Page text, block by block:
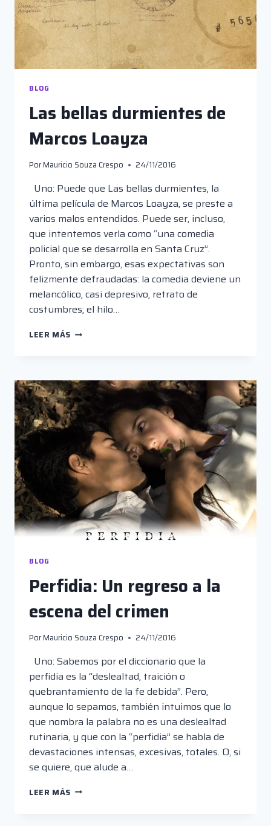
BLOG
Las bellas durmientes de
Marcos Loayza
PorMauricio Souza Crespo 24/11/2016
Uno: Puede que Las bellas durmientes, la
última película de Marcos Loayza, se preste a
varios malos entendidos. Puede ser, incluso,
que intentemos verla como “una comedia
policial que se desarrolla en Santa Cruz”.
Pronto, sin embargo, esas expectativas son
felizmente defraudadas: la comedia deviene un
melancólico, casi depresivo, retrato de
costumbres; el hilo…
LEER MÁS LAS
MARCOS
LOAYZA
BLOG
Perfidia: Un regreso a la
escena del crimen
PorMauricio Souza Crespo 24/11/2016
Uno: Sabemos por el diccionario que la
perfidia es la “deslealtad, traición o
quebrantamiento de la fe debida”. Pero,
aunque lo sepamos, también intuimos que lo
que nombra la palabra no es una deslealtad
rutinaria, y que con la “perfidia” se habla de
devastaciones intensas, excesivas, totales. O, si
se quiere, que alude a…
LEER MÁS PERFIDIA: